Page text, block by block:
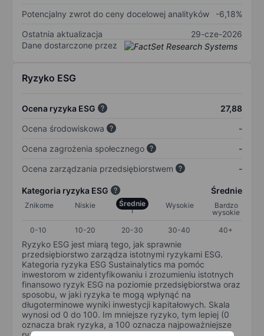
Potencjalny zwrot do ceny docelowej analityków
-6,18%
Ostatnia aktualizacja
29-cze-2026
Dane dostarczone przez
Ryzyko ESG
Ocena ryzyka ESG
27,88
Ocena środowiskowa
-
Ocena zagrożenia społecznego
-
Ocena zarządzania przedsiębiorstwem
-
Kategoria ryzyka ESG Średnie
Znikome Niskie Średnie Wysokie
Bardzo
wysokie
0-10
10-20 20-30 30-40 40+
Ryzyko ESG jest miarą tego, jak sprawnie
przedsiębiorstwo zarządza istotnymi ryzykami ESG.
Kategoria ryzyka ESG Sustainalytics ma pomóc
inwestorom w zidentyfikowaniu i zrozumieniu istotnych
finansowo ryzyk ESG na poziomie przedsiębiorstwa oraz
sposobu, w jaki ryzyka te mogą wpłynąć na
długoterminowe wyniki inwestycji kapitałowych. Skala
wynosi od 0 do 100. Im mniejsze ryzyko, tym lepiej (0
oznacza brak ryzyka, a 100 oznacza najpoważniejsze